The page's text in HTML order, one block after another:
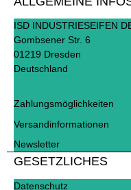
ISD INDUSTRIESEIFEN
Gombsener Str. 6
01219 Dresden
Deutschland
Zahlungsmöglichkeiten
Versandinformationen
Newsletter
GESETZLICHES
Datenschutz